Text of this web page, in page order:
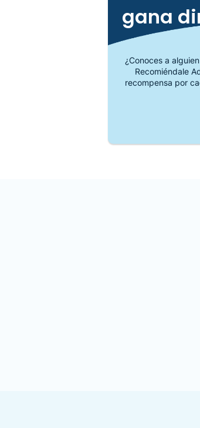
gana
¿Conoces a
Recomiéndale
recompensa por